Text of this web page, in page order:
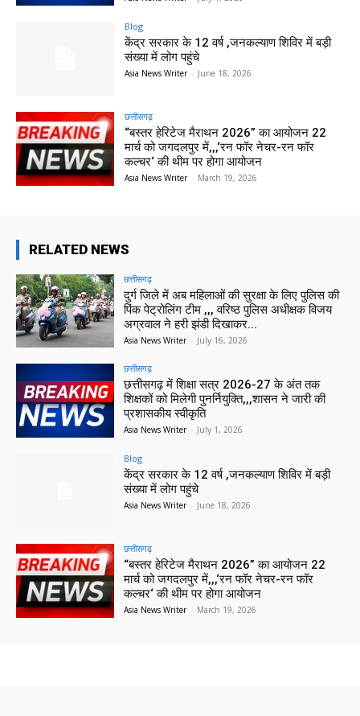
Blog
केंद्र सरकार के 12 वर्ष ,जनकल्याण शिविर में बड़ी
संख्या में लोग पहुंचे
Asia News Writer - June 18, 2026
छत्तीसगढ़
“बस्तर हेरिटेज मैराथन 2026” का आयोजन 22
मार्च को जगदलपुर में,,,‘रन फॉर नेचर-रन फॉर
कल्चर‘ की थीम पर होगा आयोजन
Asia News Writer - March 19, 2026
RELATED NEWS
छत्तीसगढ़
दुर्ग जिले में अब महिलाओं की सुरक्षा के लिए पुलिस की
पिंक पेट्रोलिंग टीम ,,, वरिष्ठ पुलिस अधीक्षक विजय
अग्रवाल ने हरी झंडी दिखाकर...
Asia News Writer - July 16, 2026
छत्तीसगढ़
छत्तीसगढ़ में शिक्षा सत्र 2026-27 के अंत तक
शिक्षकों को मिलेगी पुनर्नियुक्ति,,,शासन ने जारी की
प्रशासकीय स्वीकृति
Asia News Writer - July 1, 2026
Blog
केंद्र सरकार के 12 वर्ष ,जनकल्याण शिविर में बड़ी
संख्या में लोग पहुंचे
Asia News Writer - June 18, 2026
छत्तीसगढ़
“बस्तर हेरिटेज मैराथन 2026” का आयोजन 22
मार्च को जगदलपुर में,,,‘रन फॉर नेचर-रन फॉर
कल्चर‘ की थीम पर होगा आयोजन
Asia News Writer - March 19, 2026